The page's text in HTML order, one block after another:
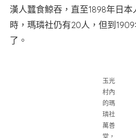
漢人蠶食鯨吞，直至1898年日
時，瑪璘社仍有20人，但到
了。
玉光
村內
的瑪
璘社
萬善
堂，